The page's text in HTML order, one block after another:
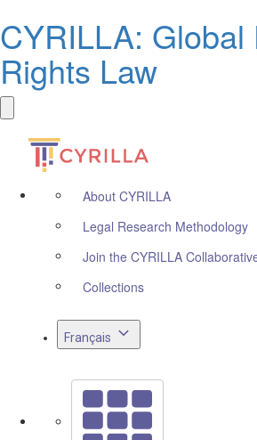
CYRILLA: Global
Rights Law
About CYRILLA
Legal Research Methodology
Join the CYRILLA
Collections
Français